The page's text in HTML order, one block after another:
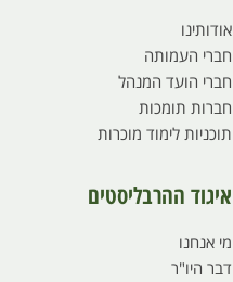
אודותינו
חברי העמותה
חברי הועד המנהל
חברות תומכות
תוכניות לימוד מוכרות
איגוד ההרבליסטים
מי אנחנו
דבר היו"ר